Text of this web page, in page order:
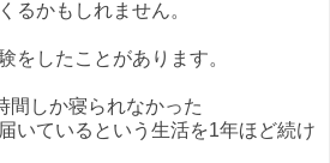
るかもしれません。
をしたことがあります。
間しか寝られなかった
いているという生活を1年ほど続け